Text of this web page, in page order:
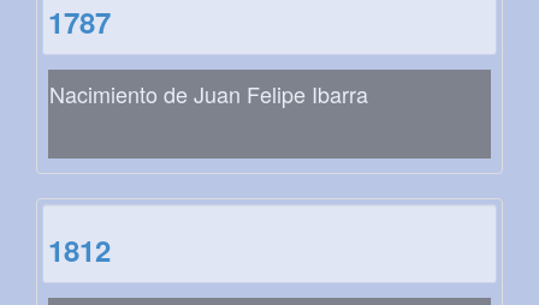
1787
Nacimiento de Juan Felipe Ibarra
1812